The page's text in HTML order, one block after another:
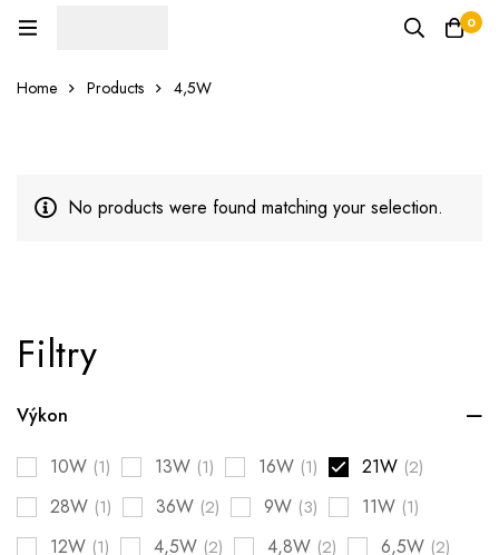
0
Home Products 4,5W
Filtry
Výkon
10W (1) 13W (1) 16W (1) 21W (2)
28W (1) 36W (2) 9W (3) 11W (1)
12W (1) 4,5W (2) 4,8W (2) 6,5W (2)
No products were found matching your selection.